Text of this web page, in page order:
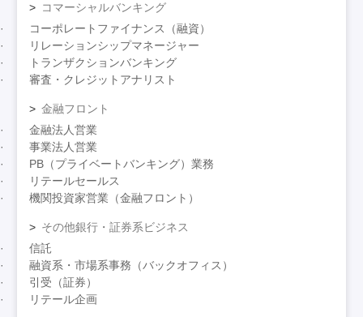
コマーシャルバンキング
コーポレートファイナンス（融資）
リレーションシップマネージャー
トランザクションバンキング
審査・クレジットアナリスト
金融フロント
金融法人営業
事業法人営業
PB（プライベートバンキング）業務
リテールセールス
機関投資家営業（金融フロント）
その他銀行・証券系ビジネス
信託
融資系・市場系事務（バックオフィス）
引受（証券）
リテール企画